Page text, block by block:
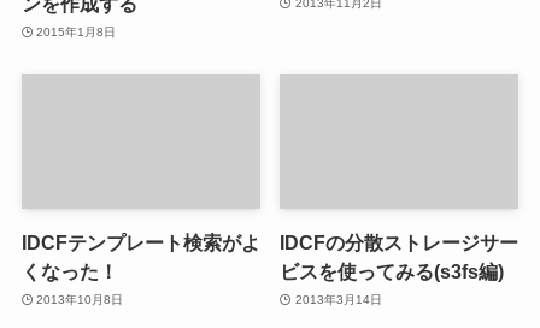
2015年1月8日
2013年11月2日
IDCFテンプレート検索がよ
くなった！
2013年10月8日
IDCFの分散ストレージサー
ビスを使ってみる(s3fs編)
2013年3月14日